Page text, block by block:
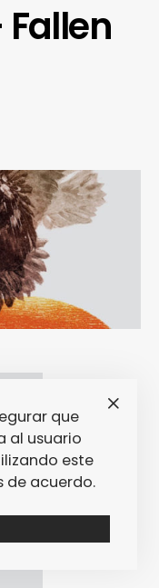
que
al usuario
este
de acuerdo.